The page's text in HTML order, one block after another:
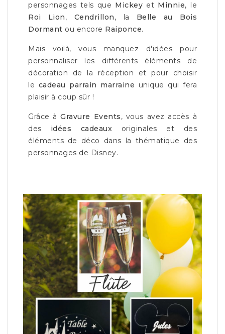
personnages tels que Mickey et Minnie, le
Roi Lion, Cendrillon, la Belle au Bois
Dormant ou encore Raiponce.
Mais voilà, vous manquez d'idées pour
personnaliser les différents éléments de
décoration de la réception et pour choisir
le cadeau parrain marraine unique qui fera
plaisir à coup sûr !
Grâce àGravure Events, vous avez accès à
des idées cadeaux originales et des
éléments de déco dans la thématique des
personnages de Disney.